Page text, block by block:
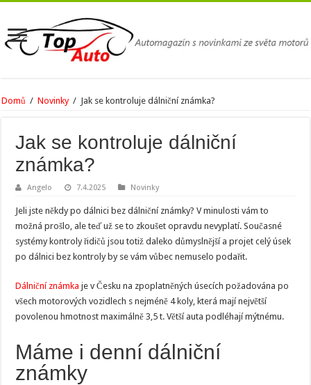
Domů / Novinky / Jak se kontroluje dálniční známka?
Jak se kontroluje dálniční
známka?
Angelo 7.4.2025 Novinky
Jeli jste někdy po dálnici bez dálniční známky? V minulosti vám to
možná prošlo, ale teď už se to zkoušet opravdu nevyplatí. Současné
systémy kontroly řidičů jsou totiž daleko důmyslnější a projet celý úsek
po dálnici bez kontroly by se vám vůbec nemuselo podařit.
Dálniční známka je v Česku na zpoplatněných úsecích požadována po
všech motorových vozidlech s nejméně 4 koly, která mají největší
povolenou hmotnost maximálně 3,5 t. Větší auta podléhají mýtnému.
Máme i denní dálniční
známky